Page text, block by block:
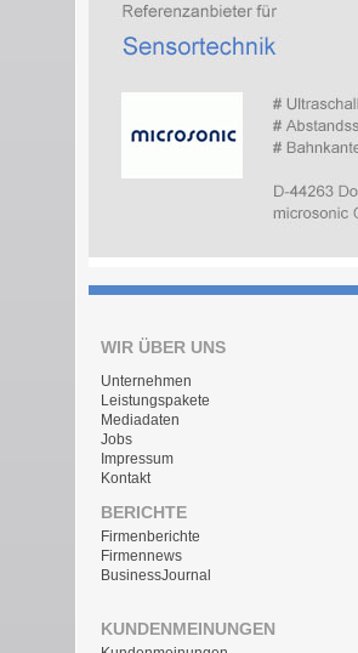
WIR ÜBER UNS
Unternehmen
Leistungspakete
Mediadaten
Jobs
Impressum
Kontakt
BERICHTE
Firmenberichte
Firmennews
BusinessJournal
KUNDENMEINUNGEN